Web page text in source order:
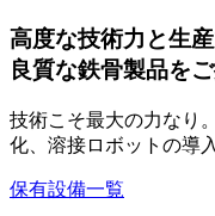
高度な技術力と生
良質な鉄骨製品を
技術こそ最大の力なり
化、溶接ロボットの導
保有設備一覧